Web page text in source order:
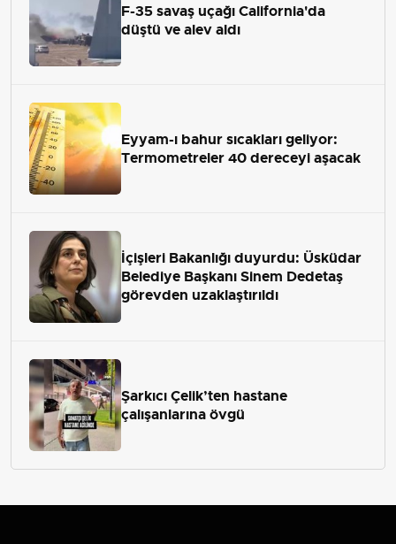
F-35 savaş uçağı California'da
düştü ve alev aldı
Eyyam-ı bahur sıcakları geliyor:
Termometreler 40 dereceyi aşacak
İçişleri Bakanlığı duyurdu: Üsküdar
Belediye Başkanı Sinem Dedetaş
görevden uzaklaştırıldı
Şarkıcı Çelik’ten hastane
çalışanlarına övgü